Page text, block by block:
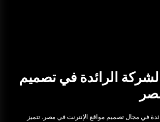
الرائدة في تصميم
في مجال تصميم مواقع الإنترنت في مصر. تتميز